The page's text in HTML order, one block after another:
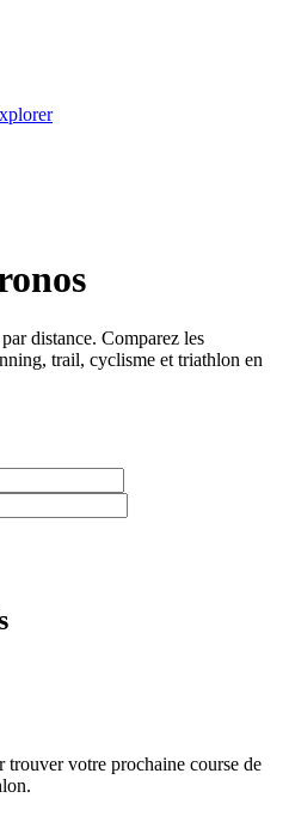
distance. Comparez les
trail, cyclisme et triathlon en
trouver votre prochaine course de